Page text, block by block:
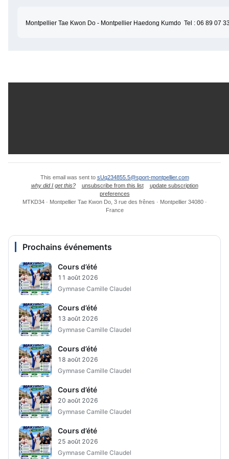
Montpellier Tae Kwon Do - Montpellier Haedong Kumdo  Tel : 06 89 07
This email was sent to sUq234855.5@sport-montpellier.com
why did I get this?
unsubscribe from this list
update subscription
preferences
MTKD34 · Montpellier Tae Kwon Do, 3 rue des frênes · Montpellier 34080 ·
France
Prochains événements
Cours d’été
11 août 2026
Gymnase Camille Claudel
Cours d’été
13 août 2026
Gymnase Camille Claudel
Cours d’été
18 août 2026
Gymnase Camille Claudel
Cours d’été
20 août 2026
Gymnase Camille Claudel
Cours d’été
25 août 2026
Gymnase Camille Claudel